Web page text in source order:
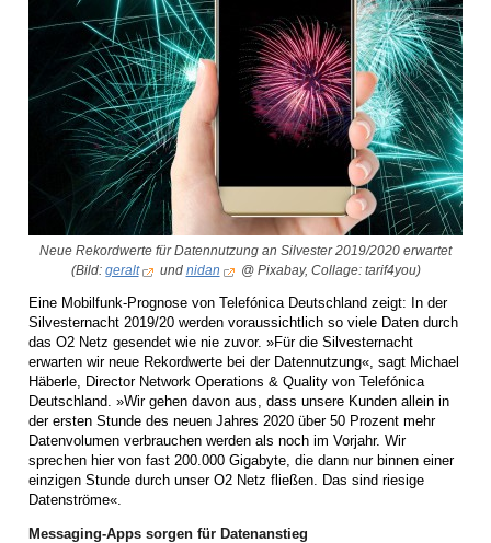
Neue Rekordwerte für Datennutzung an Silvester 2019/2020 erwartet
(Bild: geralt und nidan @ Pixabay, Collage: tarif4you)
Eine Mobilfunk-Prognose von Telefónica Deutschland zeigt: In der
Silvesternacht 2019/20 werden voraussichtlich so viele Daten durch
das O2 Netz gesendet wie nie zuvor. »Für die Silvesternacht
erwarten wir neue Rekordwerte bei der Datennutzung«, sagt Michael
Häberle, Director Network Operations & Quality von Telefónica
Deutschland. »Wir gehen davon aus, dass unsere Kunden allein in
der ersten Stunde des neuen Jahres 2020 über 50 Prozent mehr
Datenvolumen verbrauchen werden als noch im Vorjahr. Wir
sprechen hier von fast 200.000 Gigabyte, die dann nur binnen einer
einzigen Stunde durch unser O2 Netz fließen. Das sind riesige
Datenströme«.
Messaging-Apps sorgen für Datenanstieg